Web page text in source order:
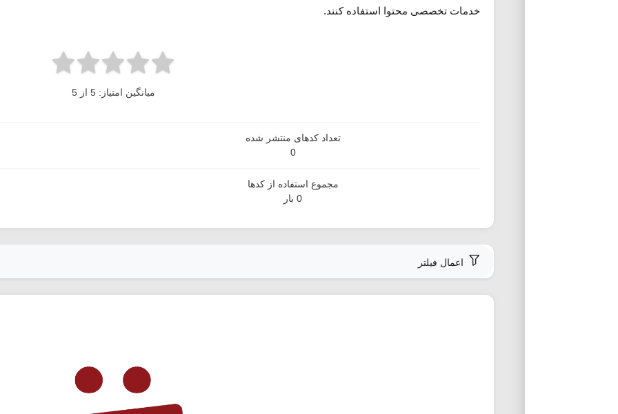
خدمات تخصصی محتوا استفاده کنند.
میانگین امتیاز: 5 از 5
تعداد کدهای منتشر شده
0
مجموع استفاده از کدها
0 بار
اعمال فیلتر